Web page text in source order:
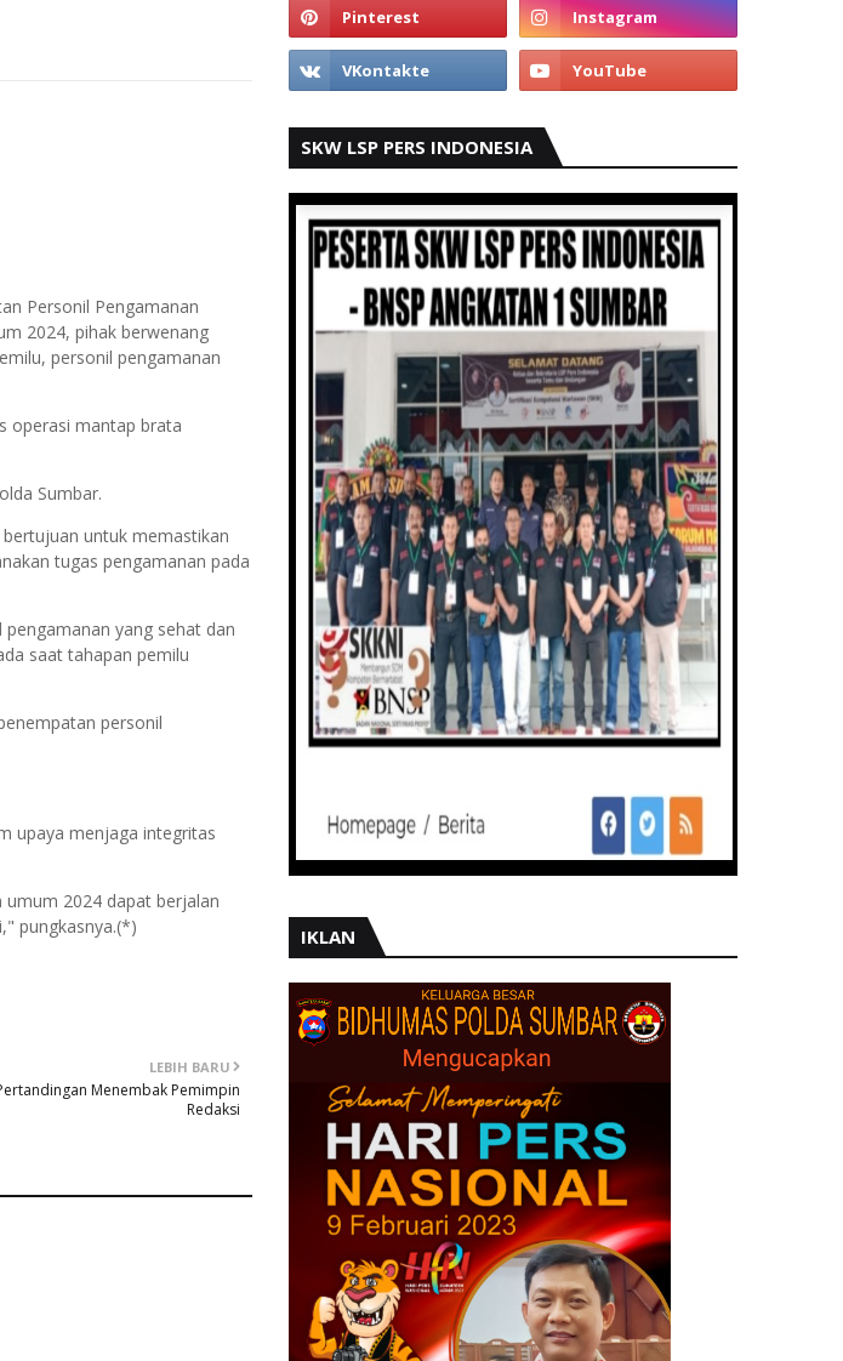
Personil Pengamanan
2024, pihak berwenang
personil pengamanan
operasi mantap brata
Sumbar.
untuk memastikan
tugas pengamanan pada
yang sehat dan
saat tahapan pemilu
personil
upaya menjaga integritas
2024 dapat berjalan
pungkasnya.(*)
LEBIH BARU
Menembak Pemimpin
Redaksi
SKW LSP PERS INDONESIA
IKLAN